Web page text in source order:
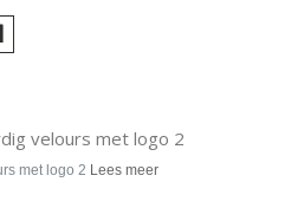
velours met logo 2
met logo 2 Lees meer